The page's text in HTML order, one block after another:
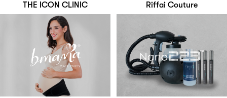
THE ICON CLINIC Riffai Couture